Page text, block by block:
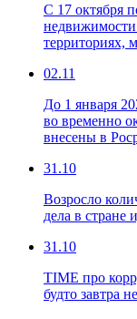
С 17 октября
территориях,
02.11
До 1 января
во временно
внесены в
31.10
Возросло
дела в стране
31.10
TIME про
будто завтра